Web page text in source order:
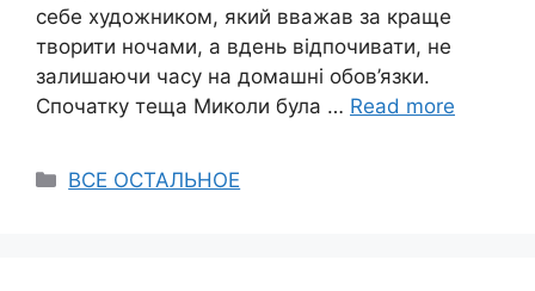
себе художником, який вважав за краще
творити ночами, а вдень відпочивати, не
залишаючи часу на домашні обов’язки.
Спочатку теща Миколи була … Read more
Categories
ВСЕ ОСТАЛЬНОЕ